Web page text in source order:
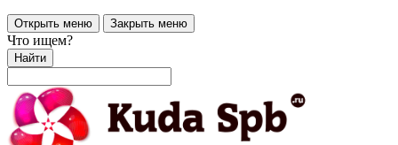
Открыть меню Закрыть меню
Что ищем?
Найти